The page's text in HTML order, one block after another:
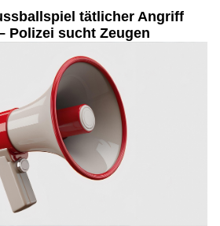
tätlicher Angriff
Polizei sucht Zeugen